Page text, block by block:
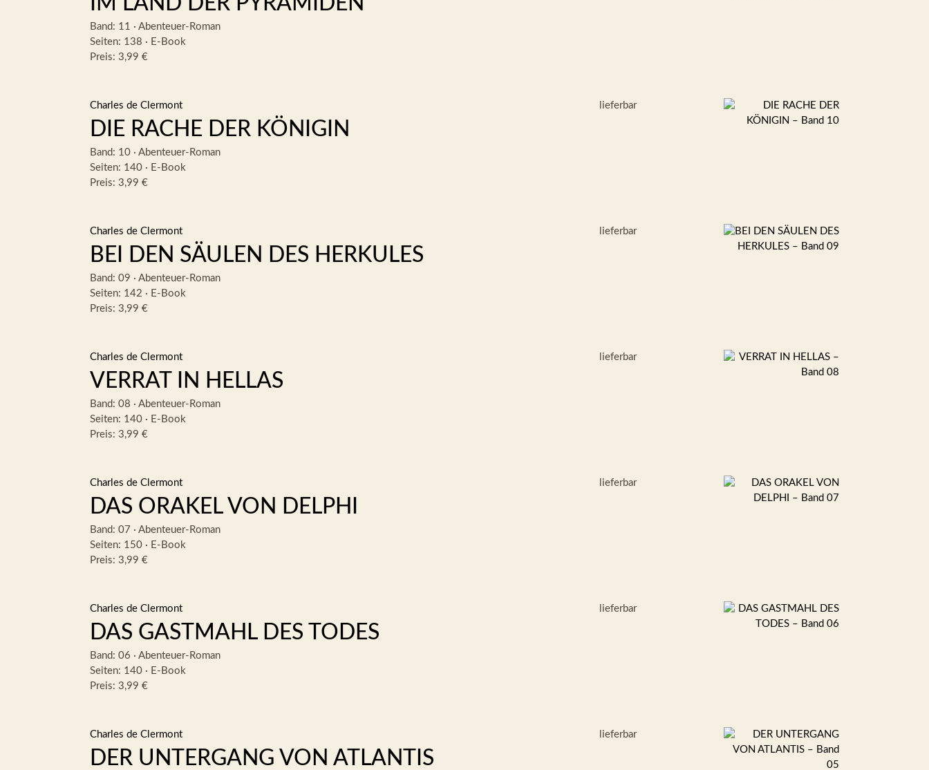
Band: 11 · Abenteuer-Roman
Seiten: 138 · E-Book
Preis: 3,99 €
Charles de Clermont
DIE RACHE DER KÖNIGIN
Band: 10 · Abenteuer-Roman
Seiten: 140 · E-Book
Preis: 3,99 €
lieferbar
Charles de Clermont
BEI DEN SÄULEN DES HERKULES
Band: 09 · Abenteuer-Roman
Seiten: 142 · E-Book
Preis: 3,99 €
lieferbar
Charles de Clermont
VERRAT IN HELLAS
Band: 08 · Abenteuer-Roman
Seiten: 140 · E-Book
Preis: 3,99 €
lieferbar
Charles de Clermont
DAS ORAKEL VON DELPHI
Band: 07 · Abenteuer-Roman
Seiten: 150 · E-Book
Preis: 3,99 €
lieferbar
Charles de Clermont
DAS GASTMAHL DES TODES
Band: 06 · Abenteuer-Roman
Seiten: 140 · E-Book
Preis: 3,99 €
lieferbar
Charles de Clermont
DER UNTERGANG VON ATLANTIS
lieferbar